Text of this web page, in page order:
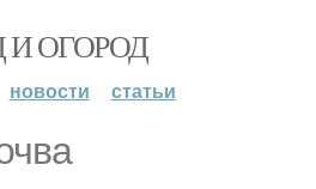
И ОГОРОД
новости статьи